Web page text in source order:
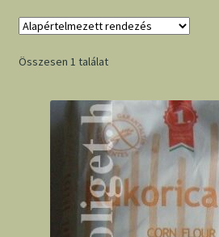
Összesen 1 találat